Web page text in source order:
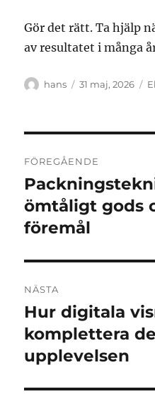
Gör det rätt. Ta hjälp
av resultatet i många
Författare
hans
Publicerat
31 maj, 2026
FÖREGÅENDE
Föregående
inlägg:
ömtåligt gods
föremål
NÄSTA
Nästa
inlägg:
Hur digitala
komplettera
upplevelsen